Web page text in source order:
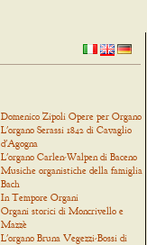
Domenico Zipoli Opere per Organo
L'organo Serassi 1842 di Cavaglio
d'Agogna
L'organo Carlen-Walpen di Baceno
Musiche organistiche della famiglia
Bach
In Tempore Organi
Organi storici di Moncrivello e
Mazzè
L'organo Bruna Vegezzi-Bossi di